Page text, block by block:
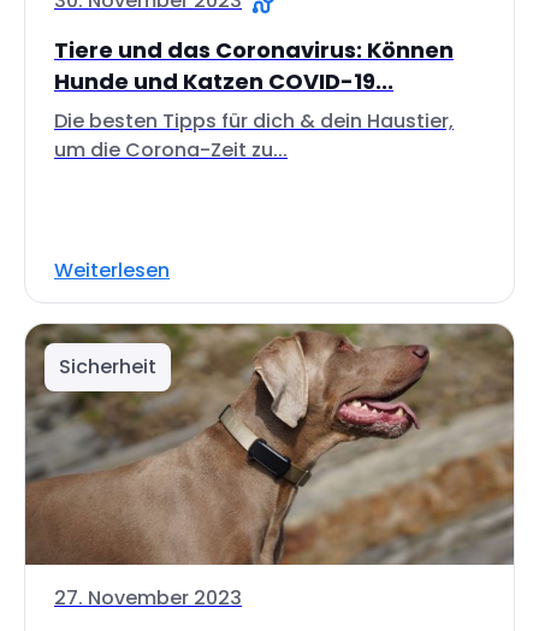
Tiere und das Coronavirus: Können
Hunde und Katzen COVID-19...
Die besten Tipps für dich & dein Haustier,
um die Corona-Zeit zu...
Weiterlesen
Sicherheit
27. November 2023